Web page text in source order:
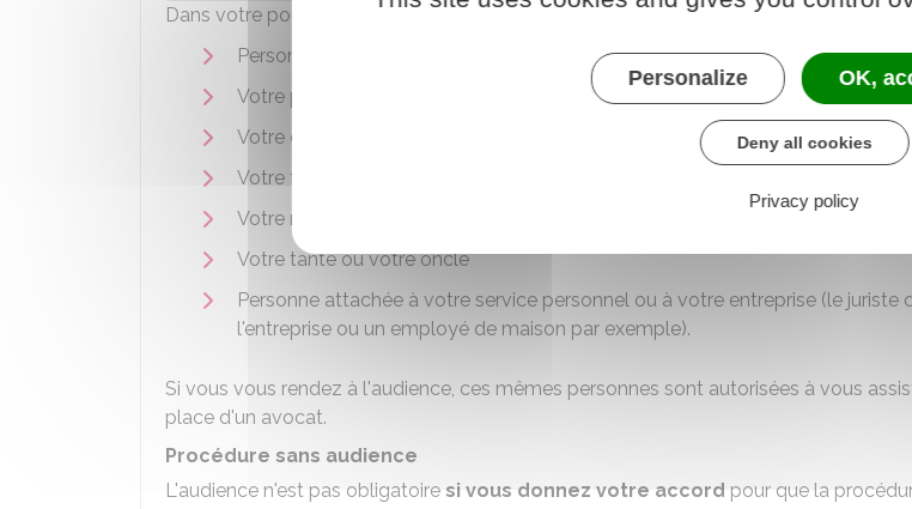
Dans votre pouvoir, vous devez désigner une des personnes suivantes :
Personne avec qui vous
Votre père ou votre mère
Votre enfant
Votre frère ou votre sœur
Votre neveu ou votre nièce
Votre tante ou votre oncle
Personne attachée à votre service personnel ou à votre entreprise (le juriste
l'entreprise ou un employé de maison par exemple).
Si vous vous rendez à l'audience, ces mêmes personnes sont autorisées à vous
place d'un avocat.
Procédure sans audience
L'audience n'est pas obligatoire si vous donnez votre accord pour que la
Personalize OK,
Deny all cookies
Privacy policy